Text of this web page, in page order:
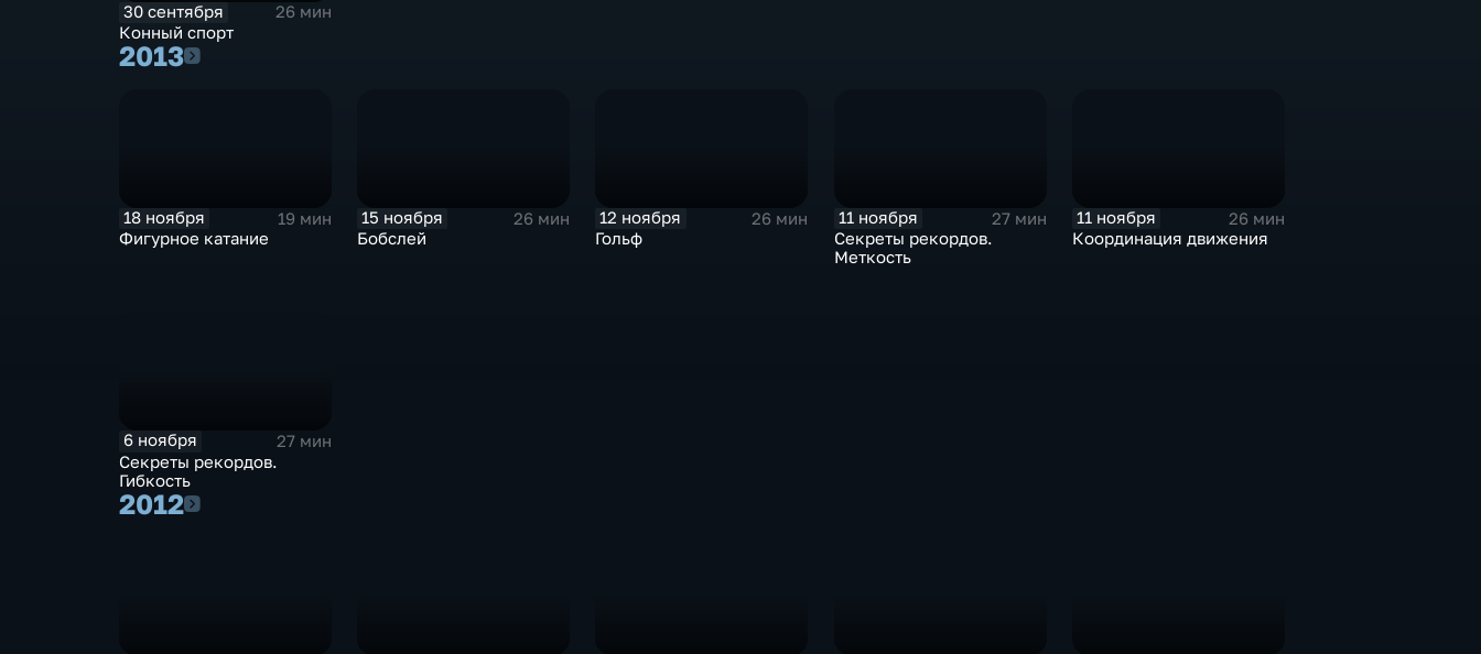
30 сентября
26 мин
Конный спорт
20132013
18 ноября
19 мин
Фигурное катание
15 ноября
26 мин
Бобслей
12 ноября
26 мин
Гольф
11 ноября
27 мин
Секреты рекордов.
Меткость
11 ноября
26 мин
Координация движения
6 ноября
27 мин
Секреты рекордов.
Гибкость
20122012